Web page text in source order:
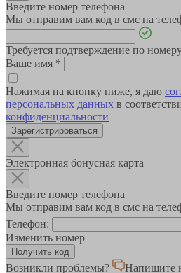
Введите номер телефона
Мы отправим вам код в смс на
Требуется подтверждение по
Ваше имя *
Нажимая на кнопку ниже, я даю
персональных данных в
конфиденциальности
Зарегистрироваться
Электронная бонусная карта
Введите номер телефона
Мы отправим вам код в смс на
Телефон:
Изменить номер
Возникли проблемы? Напишите